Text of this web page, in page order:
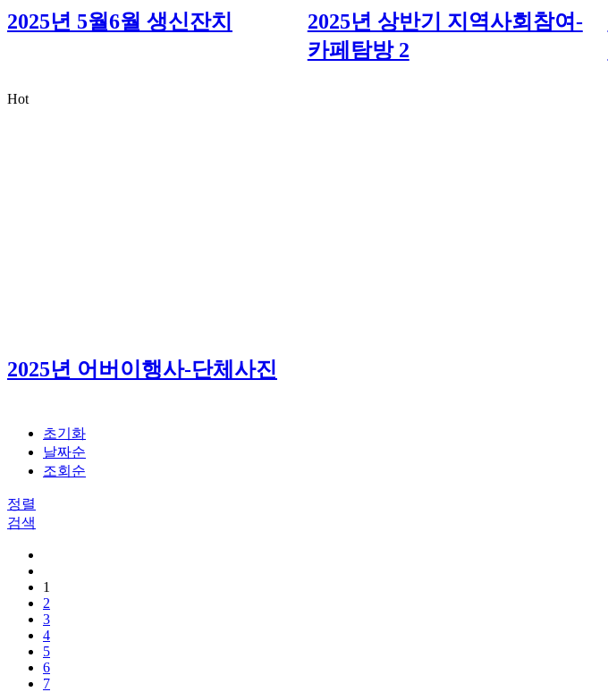
2025년 5월6월 생신잔치
2025년 상반기 지역사회참여-
카페탐방 2
Hot
2025년 어버이행사-단체사진
초기화
날짜순
조회순
정렬
검색
1
2
3
4
5
6
7